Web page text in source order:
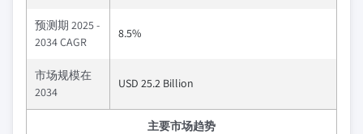
预测期 2025 -
2034 CAGR
8.5%
市场规模在
2034
USD 25.2 Billion
主要市场趋势